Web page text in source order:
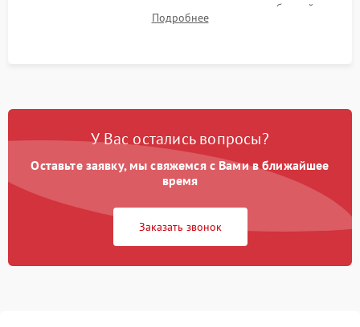
корректности слива, отсутствия излишних вибраций,
посторонних стуков и протечек под корпусом.
Подробнее
У Вас остались вопросы?
Оставьте заявку, мы свяжемся с Вами в ближайшее
время
Заказать звонок